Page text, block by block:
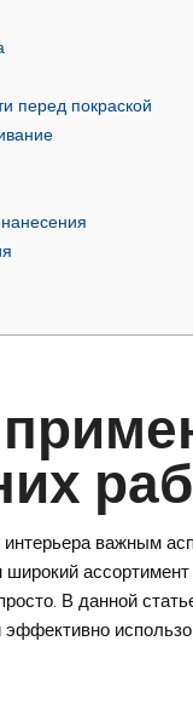
перед покраской
важным
В данной